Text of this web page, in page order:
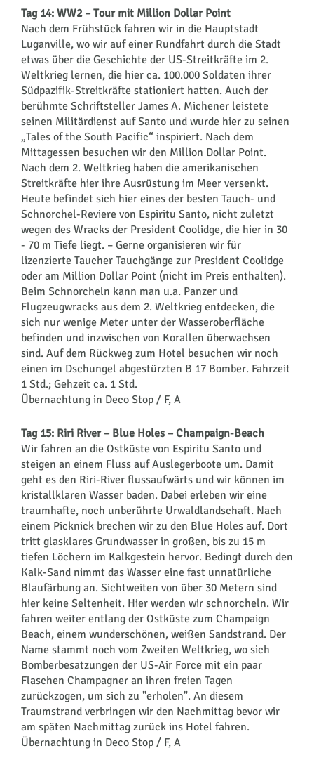
Tag 14: WW2 – Tour mit Million Dollar Point
Nach dem Frühstück fahren wir in die Hauptstadt
Luganville, wo wir auf einer Rundfahrt durch die Stadt
etwas über die Geschichte der US-Streitkräfte im 2.
Weltkrieg lernen, die hier ca. 100.000 Soldaten ihrer
Südpazifik-Streitkräfte stationiert hatten. Auch der
berühmte Schriftsteller James A. Michener leistete
seinen Militärdienst auf Santo und wurde hier zu seinen
„Tales of the South Pacific“ inspiriert. Nach dem
Mittagessen besuchen wir den Million Dollar Point.
Nach dem 2. Weltkrieg haben die amerikanischen
Streitkräfte hier ihre Ausrüstung im Meer versenkt.
Heute befindet sich hier eines der besten Tauch- und
Schnorchel-Reviere von Espiritu Santo, nicht zuletzt
wegen des Wracks der President Coolidge, die hier in 30
- 70 m Tiefe liegt. – Gerne organisieren wir für
lizenzierte Taucher Tauchgänge zur President Coolidge
oder am Million Dollar Point (nicht im Preis enthalten).
Beim Schnorcheln kann man u.a. Panzer und
Flugzeugwracks aus dem 2. Weltkrieg entdecken, die
sich nur wenige Meter unter der Wasseroberfläche
befinden und inzwischen von Korallen überwachsen
sind. Auf dem Rückweg zum Hotel besuchen wir noch
einen im Dschungel abgestürzten B 17 Bomber. Fahrzeit
1 Std.; Gehzeit ca. 1 Std.
Übernachtung in Deco Stop / F, A
Tag 15: Riri River – Blue Holes – Champaign-Beach
Wir fahren an die Ostküste von Espiritu Santo und
steigen an einem Fluss auf Auslegerboote um. Damit
geht es den Riri-River flussaufwärts und wir können im
kristallklaren Wasser baden. Dabei erleben wir eine
traumhafte, noch unberührte Urwaldlandschaft. Nach
einem Picknick brechen wir zu den Blue Holes auf. Dort
tritt glasklares Grundwasser in großen, bis zu 15 m
tiefen Löchern im Kalkgestein hervor. Bedingt durch den
Kalk-Sand nimmt das Wasser eine fast unnatürliche
Blaufärbung an. Sichtweiten von über 30 Metern sind
hier keine Seltenheit. Hier werden wir schnorcheln. Wir
fahren weiter entlang der Ostküste zum Champaign
Beach, einem wunderschönen, weißen Sandstrand. Der
Name stammt noch vom Zweiten Weltkrieg, wo sich
Bomberbesatzungen der US-Air Force mit ein paar
Flaschen Champagner an ihren freien Tagen
zurückzogen, um sich zu "erholen". An diesem
Traumstrand verbringen wir den Nachmittag bevor wir
am späten Nachmittag zurück ins Hotel fahren.
Übernachtung in Deco Stop / F, A